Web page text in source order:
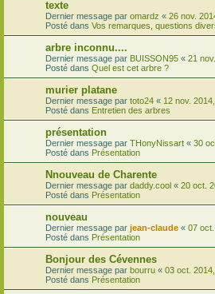
texte
Dernier message par omardz « 26 nov.
Posté dans Vos remarques, questions
arbre inconnu....
Dernier message par BUISSON95 « 21
Posté dans Quel est cet arbre ?
murier platane
Dernier message par toto24 « 12 nov.
Posté dans Entretien des arbres
présentation
Dernier message par THonyNissart « 30
Posté dans Présentation
Nnouveau de Charente
Dernier message par daddy.cool « 20 oct.
Posté dans Présentation
nouveau
Dernier message par jean-claude « 07
Posté dans Présentation
Bonjour des Cévennes
Dernier message par bourru « 03 oct.
Posté dans Présentation